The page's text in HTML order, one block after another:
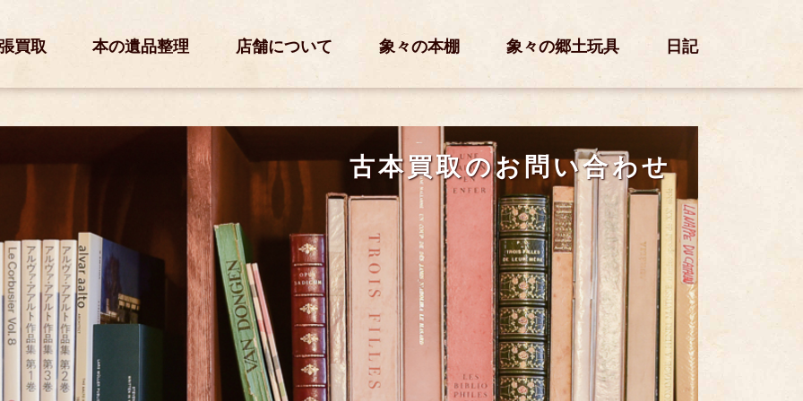
買取 本の遺品整理 店舗について 象々の本棚 象々の郷土玩具 日記
古本買取のお問い合わせ